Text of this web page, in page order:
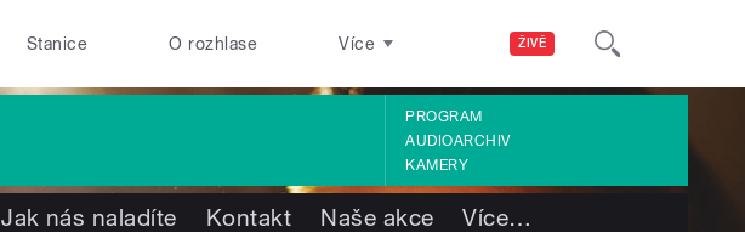
ŽIVĚ
Stanice O rozhlase Více
PROGRAM
AUDIOARCHIV
KAMERY
Jak nás naladíte Kontakt Naše akce Více…